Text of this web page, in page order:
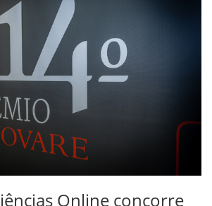
Online concorre